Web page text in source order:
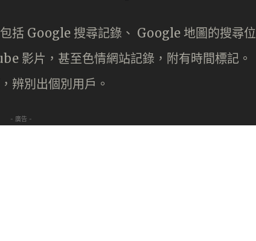
括 Google 搜尋記錄、 Google 地圖的搜尋位
影片，甚至色情網站記錄，附有時間標記。
辨別出個別用戶。
- 廣告 -